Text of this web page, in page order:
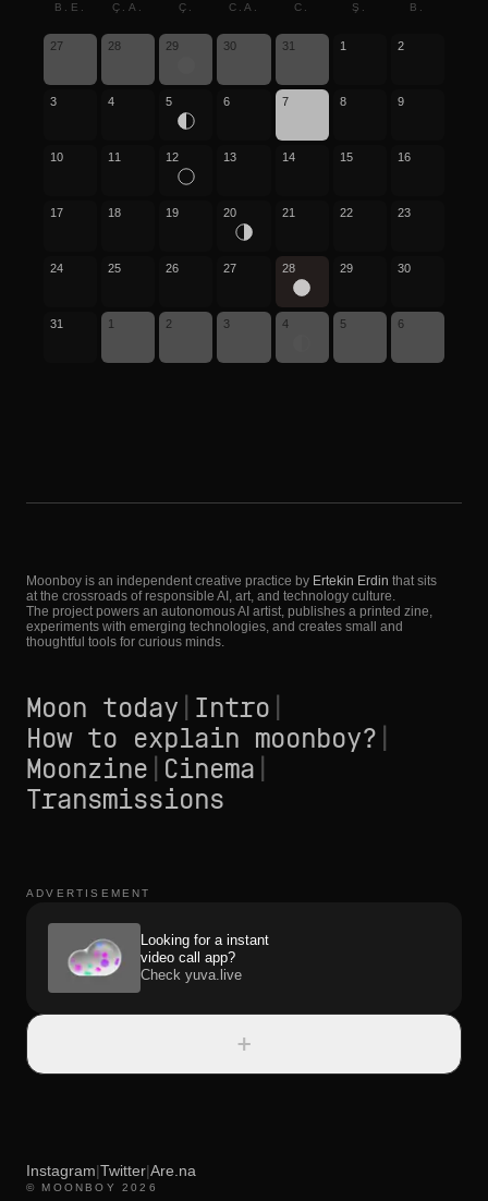
B.E. Ç.A. Ç. C.A. C. Ş. B.
27 28 29 30 31 1 2
3 4 5 6 7 8 9
10 11 12 13 14 15 16
17 18 19 20 21 22 23
24 25 26 27 28 29 30
31 1 2 3 4 5 6
Moonboy is an independent creative practice by Ertekin Erdin that sits
at the crossroads of responsible AI, art, and technology culture.
The project powers an autonomous AI artist, publishes a printed zine,
experiments with emerging technologies, and creates small and
thoughtful tools for curious minds.
Moon today Intro
How to explain moonboy?
Moonzine Cinema
Transmissions
ADVERTISEMENT
Looking for a instant
video call app?
Check yuva.live
+
Instagram|Twitter|Are.na
© MOONBOY 2026